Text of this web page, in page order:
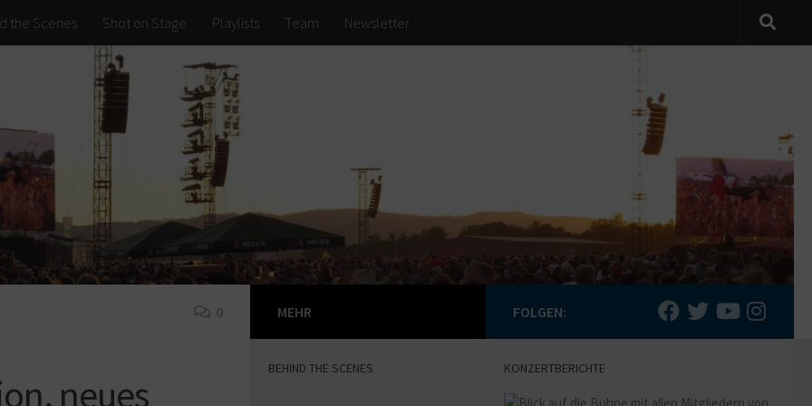
the Scenes Shot on Stage Playlists Team Newsletter
0
neues
FOLGEN:
KONZERTBERICHTE
MEHR
BEHIND THE SCENES